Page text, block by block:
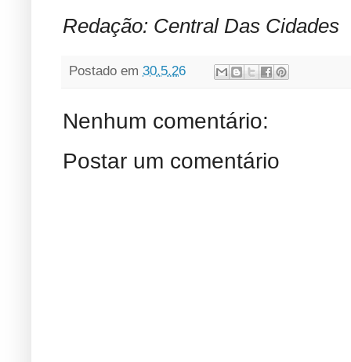
Redação: Central Das Cidades
Postado em 30.5.26
Nenhum comentário:
Postar um comentário